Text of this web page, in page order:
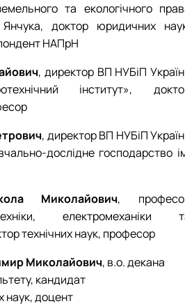
та екологічного
доктор юридичних
НАПрН
, директор ВП НУБіП
інститут»,
, директор ВП НУБіП
дослідне господарство
Миколайович,
електромеханіки
технічних наук, професор
Миколайович, в.о. декана
кандидат
наук, доцент